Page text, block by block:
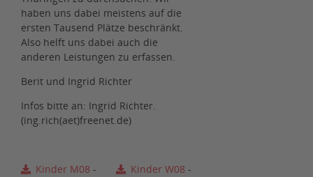
haben uns dabei meistens auf die
ersten Tausend Plätze beschränkt.
Also helft uns dabei auch die
anderen Leistungen zu erfassen.
Berit und Ingrid Richter
Infos bitte an: Ingrid Richter.
(ing.rich(aet)freenet.de)
Kinder M08 -
Kinder W08 -